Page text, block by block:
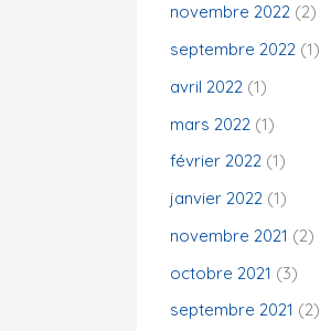
novembre 2022 (2)
septembre 2022 (1)
avril 2022 (1)
mars 2022 (1)
février 2022 (1)
janvier 2022 (1)
novembre 2021 (2)
octobre 2021 (3)
septembre 2021 (2)